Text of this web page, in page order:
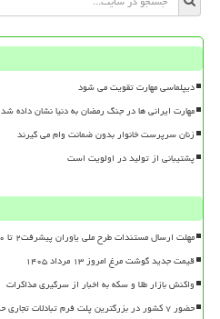
دیپلماسی مهارت تقویت می شود
مهارت ایرانی ها در جنگ رمضان به دنیا نشان داده شد
زنان سرپرست خانوار بدون ضمانت وام می گیرند
پشتیبانی از تولید در اولویت است
مهلت ارسال مستندات طرح ملی یاوران پیشرفت۲ تا ۲۰ مرداد تمدید گردید
قیمت جدید گوشت مرغ امروز ۱۳ مرداد ۱۴۰۵
واکنش بازار طلا و سکه به اخبار از سرگیری مذاکرات
حضور ۷ کشور در بزرگترین پلت فرم تبادلات تجاری حوزه ساخت وساز